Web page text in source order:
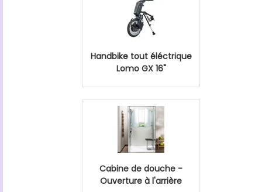
Handbike tout éléctrique
Lomo GX 16"
Cabine de douche -
Ouverture à l'arrière